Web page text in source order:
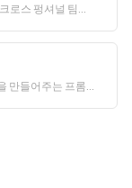
로스 펑셔널 팀
만들어주는 프롬프